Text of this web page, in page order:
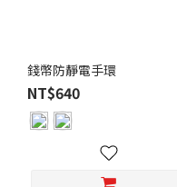
錢幣防靜電手環
NT$640